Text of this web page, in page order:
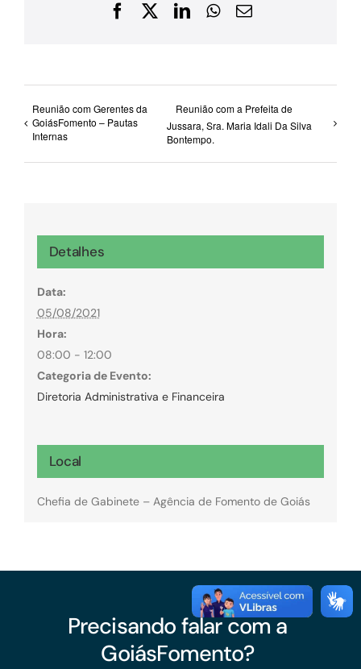
Facebook
X LinkedInWhatsApp
E-
Reunião com Gerentes da
GoiásFomento – Pautas
Internas
Reunião com a Prefeita de
Jussara, Sra. Maria Idali Da Silva
Bontempo.
Detalhes
Data:
05/08/2021
Hora:
08:00 - 12:00
Categoria de Evento:
Diretoria Administrativa e Financeira
Local
Chefia de Gabinete – Agência de Fomento de Goiás
Precisando falar com a
GoiásFomento?